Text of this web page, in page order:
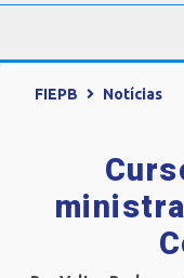
FIEPB Notícias